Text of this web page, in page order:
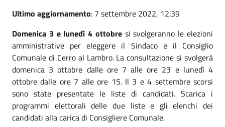
Ultimo aggiornamento: 7 settembre 2022, 12:39
Domenica 3 e lunedì 4 ottobre si svolgeranno le elezioni
amministrative per eleggere il Sindaco e il Consiglio
Comunale di Cerro al Lambro. La consultazione si svolgerà
domenica 3 ottobre dalle ore 7 alle ore 23 e lunedì 4
ottobre dalle ore 7 alle ore 15. Il 3 e 4 settembre scorsi
sono state presentate le liste di candidati. Scarica i
programmi elettorali delle due liste e gli elenchi dei
candidati alla carica di Consigliere Comunale.